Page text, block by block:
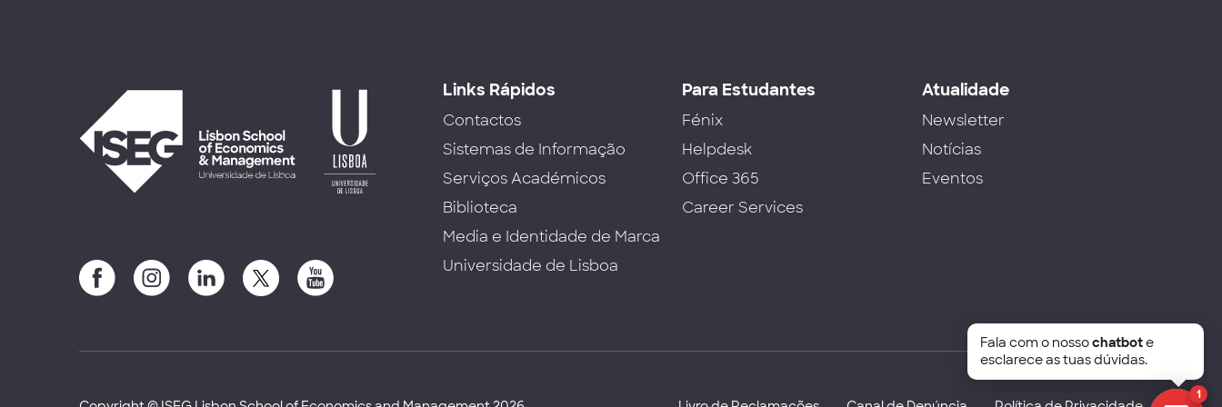
Links Rápidos
Contactos
Sistemas de Informação
Serviços Académicos
Biblioteca
Media e Identidade de Marca
Universidade de Lisboa
Para Estudantes
Fénix
Helpdesk
Office 365
Career Services
Atualidade
Newsletter
Notícias
Eventos
1
Fala com o nossochatbote
esclarece as tuas dúvidas.